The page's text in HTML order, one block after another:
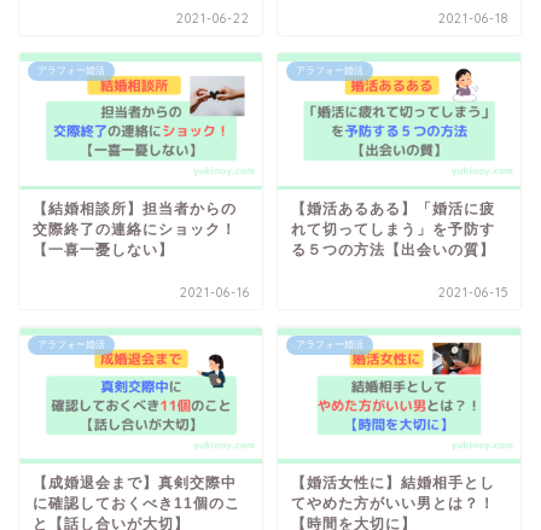
2021-06-22 2021-06-18
アラフォー婚活
【結婚相談所】担当者からの
交際終了の連絡にショック！
【一喜一憂しない】
2021-06-16
アラフォー婚活
【婚活あるある】「婚活に疲
れて切ってしまう」を予防す
る５つの方法【出会いの質】
2021-06-15
アラフォー婚活
【成婚退会まで】真剣交際中
に確認しておくべき11個のこ
と【話し合いが大切】
アラフォー婚活
【婚活女性に】結婚相手とし
てやめた方がいい男とは？！
【時間を大切に】